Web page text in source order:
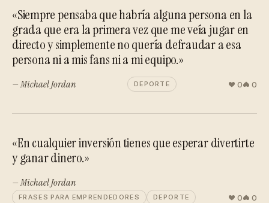
«Siempre pensaba que habría alguna persona en la
grada que era la primera vez que me veía jugar en
directo y simplemente no quería defraudar a esa
persona ni a mis fans ni a mi equipo.»
— Michael Jordan DEPORTE 0 0
«En cualquier inversión tienes que esperar divertirte
y ganar dinero.»
— Michael Jordan
FRASES PARA EMPRENDEDORES DEPORTE 0 0